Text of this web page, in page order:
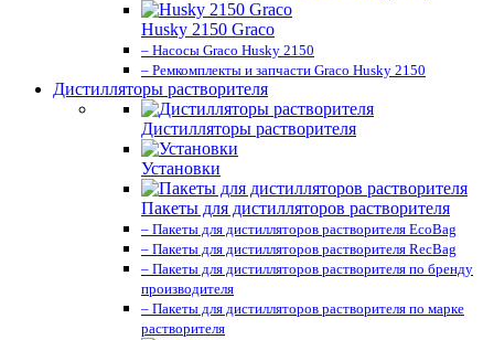
Husky 2150 Graco
– Насосы Graco Husky 2150
– Ремкомплекты и запчасти Graco Husky 2150
Дистилляторы растворителя
Дистилляторы растворителя
Установки
Пакеты для дистилляторов растворителя
– Пакеты для дистилляторов растворителя EcoBag
– Пакеты для дистилляторов растворителя RecBag
– Пакеты для дистилляторов растворителя по бренду
производителя
– Пакеты для дистилляторов растворителя по марке
растворителя